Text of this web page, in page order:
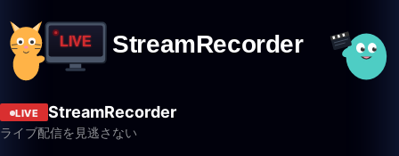
LIVE StreamRecorder
ライブ配信を見逃さない